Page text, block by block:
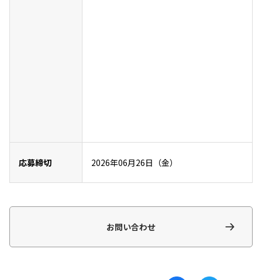
応募締切 2026年06月26日（金）
お問い合わせ